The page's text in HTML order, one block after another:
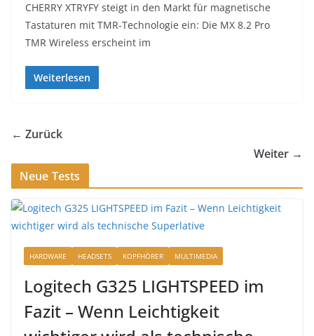
CHERRY XTRYFY steigt in den Markt für magnetische
Tastaturen mit TMR-Technologie ein: Die MX 8.2 Pro
TMR Wireless erscheint im
Weiterlesen
← Zurück
Weiter →
Neue Tests
HARDWARE HEADSETS KOPFHÖRER MULTIMEDIA
Logitech G325 LIGHTSPEED im
Fazit – Wenn Leichtigkeit